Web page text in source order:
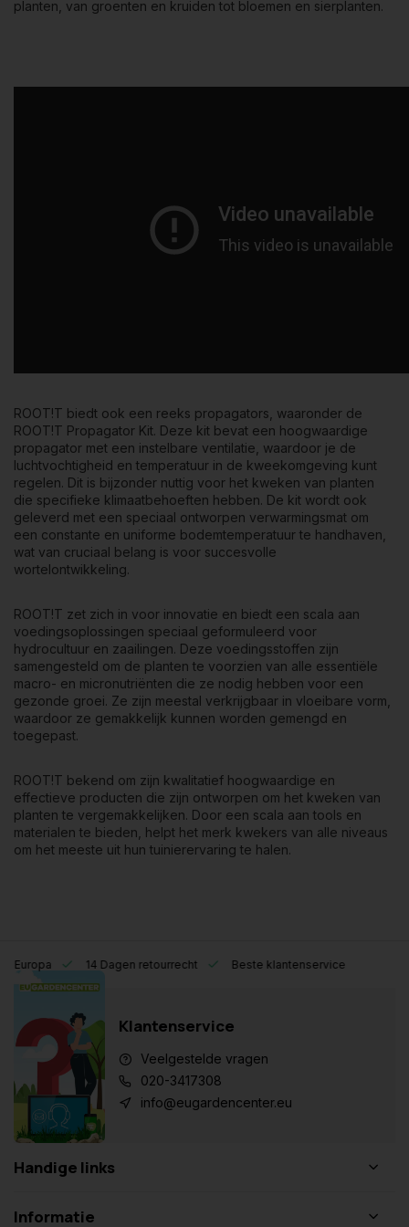
die specifieke klimaatbehoeften hebben. De kit wordt ook
een ​​constante en uniforme bodemtemperatuur te handhaven,
wat van cruciaal belang is voor succesvolle
wortelontwikkeling.
ROOT!T zet zich in voor innovatie en biedt een scala aan
voedingsoplossingen speciaal geformuleerd voor
hydrocultuur en zaailingen. Deze voedingsstoffen zijn
samengesteld om de planten te voorzien van alle essentiële
macro- en micronutriënten die ze nodig hebben voor een
gezonde groei. Ze zijn meestal verkrijgbaar in vloeibare vorm,
toegepast.
ROOT!T bekend om zijn kwalitatief hoogwaardige en
effectieve producten die zijn ontworpen om het kweken van
planten te vergemakkelijken. Door een scala aan tools en
materialen te bieden, helpt het merk kwekers van alle niveaus
om het meeste uit hun tuinierervaring te halen.
planten, van groenten en kruiden tot bloemen en sierplanten.
ROOT!T biedt ook een reeks propagators, waaronder de
ROOT!T Propagator Kit. Deze kit bevat een hoogwaardige
propagator met een instelbare ventilatie, waardoor je de
luchtvochtigheid en temperatuur in de kweekomgeving kunt
regelen. Dit is bijzonder nuttig voor het kweken van planten
die specifieke klimaatbehoeften hebben. De kit wordt ook
geleverd met een speciaal ontworpen verwarmingsmat om
een ​​constante en uniforme bodemtemperatuur te handhaven,
wat van cruciaal belang is voor succesvolle
wortelontwikkeling.
ROOT!T zet zich in voor innovatie en biedt een scala aan
voedingsoplossingen speciaal geformuleerd voor
hydrocultuur en zaailingen. Deze voedingsstoffen zijn
samengesteld om de planten te voorzien van alle essentiële
macro- en micronutriënten die ze nodig hebben voor een
gezonde groei. Ze zijn meestal verkrijgbaar in vloeibare vorm,
waardoor ze gemakkelijk kunnen worden gemengd en
toegepast.
ROOT!T bekend om zijn kwalitatief hoogwaardige en
effectieve producten die zijn ontworpen om het kweken van
planten te vergemakkelijken. Door een scala aan tools en
materialen te bieden, helpt het merk kwekers van alle niveaus
om het meeste uit hun tuinierervaring te halen.
Europa 14 Dagen retourrecht Beste klantenservice
Klantenservice
Veelgestelde vragen
020-3417308
info@eugardencenter.eu
Handige links
Informatie